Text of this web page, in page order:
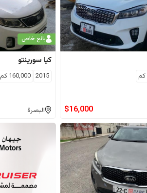
كم
$16,000
بائع خاص
كيا سورينتو
2015
160,000 كم
البصرة